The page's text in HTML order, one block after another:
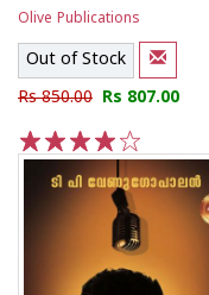
Olive Publications
Out of Stock
Rs 850.00 Rs 807.00
5
4
3
2
1